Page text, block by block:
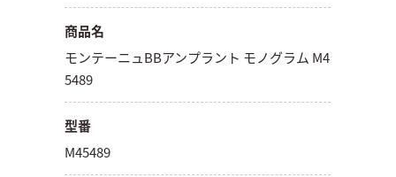
商品名
モンテーニュBBアンプラント モノグラム M4
5489
型番
M45489